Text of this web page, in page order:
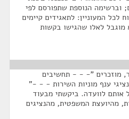
וברשימה הנוספת שתפורסם לפי
לכל המעוניין: לתאגידים קיימים
מוגבל לאלו שהגישו בקשות
ההסבר, מוזכרים "- - - תחשיבים
ענף מוניות השירות - - -"
אותם לוועדה. ביקשתי מבעוד
מהיועצת המשפטית, מהנציגים